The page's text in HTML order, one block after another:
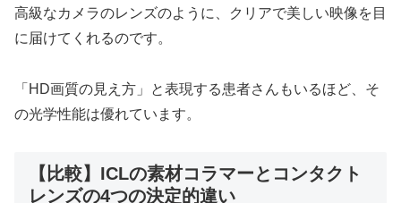
高級なカメラのレンズのように、クリアで美しい映像を目
に届けてくれるのです。
「HD画質の見え方」と表現する患者さんもいるほど、そ
の光学性能は優れています。
【比較】ICLの素材コラマーとコンタクト
レンズの4つの決定的違い